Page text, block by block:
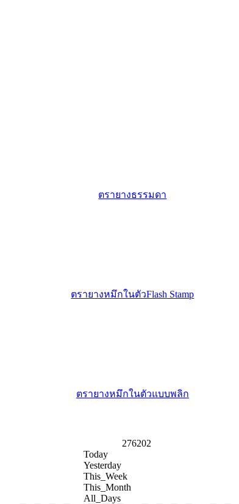
ตรายางธรรมดา
ตรายางหมึกในตัวFlash Stamp
ตรายางหมึกในตัวแบบพลิก
276202
Today
Yesterday
This_Week
This_Month
All_Days